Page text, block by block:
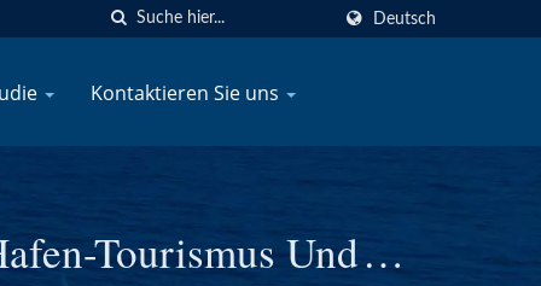
Deutsch
Kontaktieren Sie uns
Tourismus Und